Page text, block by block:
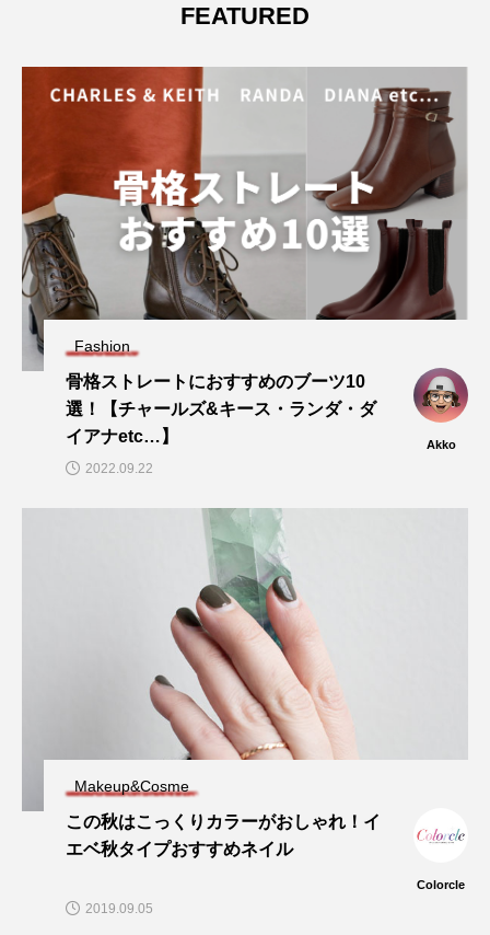
FEATURED
Fashion
骨格ストレートにおすすめのブーツ10
選！【チャールズ&キース・ランダ・ダ
イアナetc…】
Akko
2022.09.22
Makeup&Cosme
この秋はこっくりカラーがおしゃれ！イ
エベ秋タイプおすすめネイル
Colorcle
2019.09.05